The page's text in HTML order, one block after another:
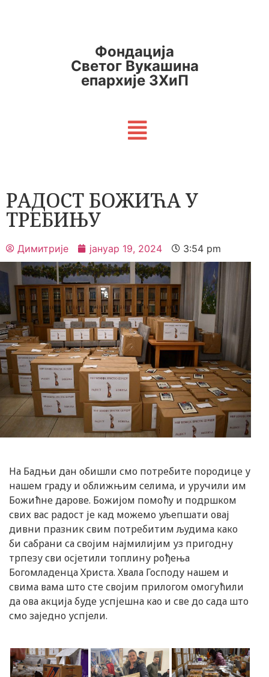
Фондација
Светог Вукашина
епархије ЗХиП
РАДОСТ БОЖИЋА У
ТРЕБИЊУ
Димитрије јануар 19, 2024 3:54 pm
На Бадњи дан обишли смо потребите породице у
нашем граду и оближњим селима, и уручили им
Божићне дарове. Божијом помоћу и подршком
свих вас радост је кад можемо уљепшати овај
дивни празник свим потребитим људима како
би сабрани са својим најмилијим уз пригодну
трпезу сви осјетили топлину рођења
Богомладенца Христа. Хвала Господу нашем и
свима вама што сте својим прилогом омогућили
да ова акција буде успјешна као и све до сада што
смо заједно успјели.